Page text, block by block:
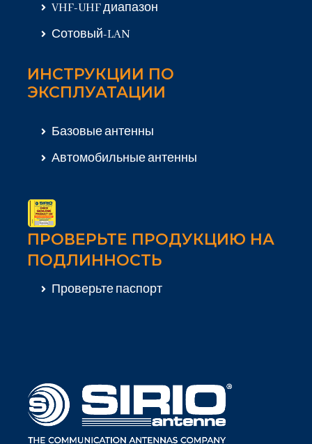
VHF-UHF диапазон
Сотовый-LAN
ИНСТРУКЦИИ ПО
ЭКСПЛУАТАЦИИ
Базовые антенны
Автомобильные антенны
ПРОВЕРЬТЕ ПРОДУКЦИЮ НА
ПОДЛИННОСТЬ
Проверьте паспорт